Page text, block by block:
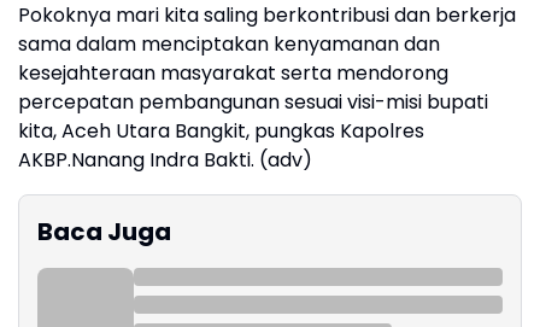
Pokoknya mari kita saling berkontribusi dan berkerja
sama dalam menciptakan kenyamanan dan
kesejahteraan masyarakat serta mendorong
percepatan pembangunan sesuai visi-misi bupati
kita, Aceh Utara Bangkit, pungkas Kapolres
AKBP.Nanang Indra Bakti. (adv)
Baca Juga